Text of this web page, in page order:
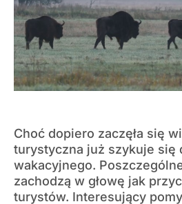
Choć dopiero zaczęła się
turystyczna już szykuje się
wakacyjnego.
zachodzą w głowę jak
turystów. Interesujący